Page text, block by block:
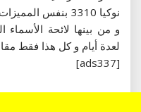
نوكيا 3310 بنفس
لعدة أيام و كل هذا فقط مقابل
[ads337]